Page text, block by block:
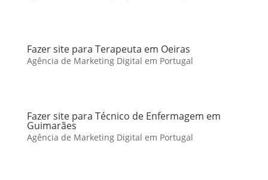
Fazer site para Terapeuta em Oeiras
Agência de Marketing Digital em Portugal
Fazer site para Técnico de Enfermagem em
Guimarães
Agência de Marketing Digital em Portugal